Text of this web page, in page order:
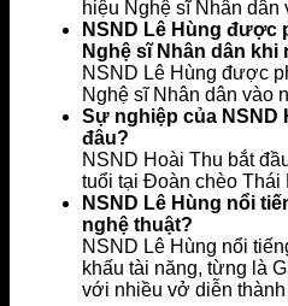
hiệu Nghệ sĩ Nhân dân
NSND Lê Hùng được
Nghệ sĩ Nhân dân khi
NSND Lê Hùng được
Nghệ sĩ Nhân dân vào
Sự nghiệp của NSND
đâu?
NSND Hoài Thu bắt
tuổi tại Đoàn chèo Thái
NSND Lê Hùng nổi
nghệ thuật?
NSND Lê Hùng nổi
khấu tài năng, từng là
với nhiều vở diễn